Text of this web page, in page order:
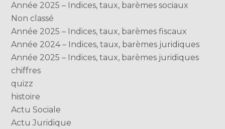
Année 2025 – Indices, taux, barèmes sociaux
Non classé
Année 2025 – Indices, taux, barèmes fiscaux
Année 2024 – Indices, taux, barèmes juridiques
Année 2025 – Indices, taux, barèmes juridiques
chiffres
quizz
histoire
Actu Sociale
Actu Juridique